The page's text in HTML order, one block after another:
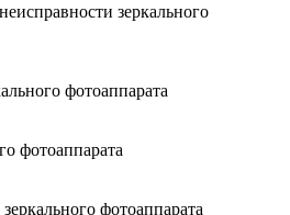
зеркального
фотоаппарата
фотоаппарата
фотоаппарата